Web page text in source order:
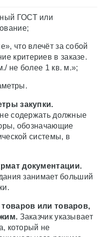
ГОСТ или
что влечёт за собой
критериев в заказе.
не более 1 кв. м.»;
закупки.
содержать должные
обозначающие
системы, в
документации.
занимает больший
или товаров,
Заказчик указывает
который не